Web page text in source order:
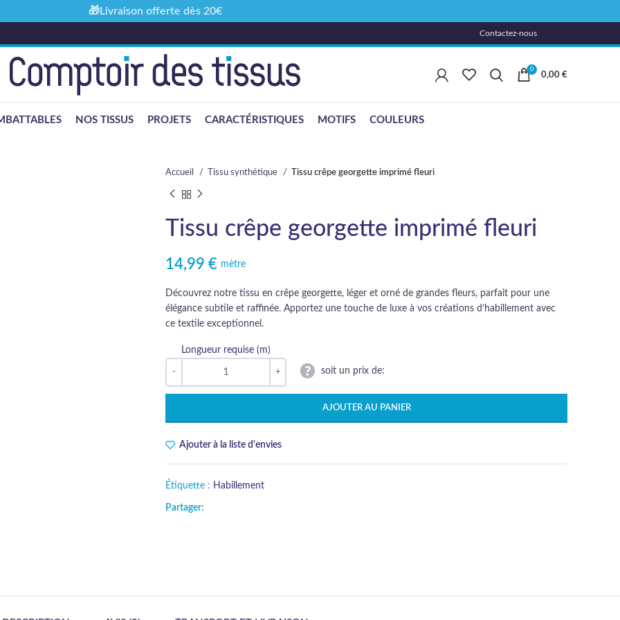
Contactez-nous
0
0,00 €
NOS TISSUS PROJETS CARACTÉRISTIQUES MOTIFS COULEURS
Accueil Tissu synthétique Tissu crêpe georgette imprimé fleuri
Tissu crêpe georgette imprimé fleuri
14,99 € mètre
Découvrez notre tissu en crêpe georgette, léger et orné de grandes fleurs, parfait pour une
élégance subtile et raffinée. Apportez une touche de luxe à vos créations d’habillement avec
ce textile exceptionnel.
Longueur requise (m)
soit un prix de:
AJOUTER AU PANIER
Ajouter à la liste d'envies
Étiquette : Habillement
Partager:
🎁Livraison offerte dès 20€